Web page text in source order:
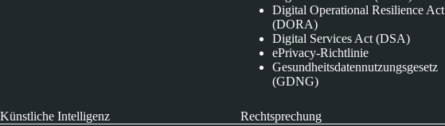
Digital Operational Resilience Act
(DORA)
Digital Services Act (DSA)
ePrivacy-Richtlinie
Gesundheitsdatennutzungsgesetz
(GDNG)
Künstliche Intelligenz Rechtsprechung